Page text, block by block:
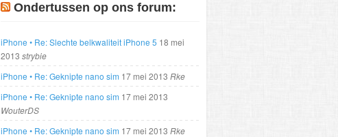
Ondertussen op ons forum:
iPhone • Re: Slechte belkwaliteit iPhone 5 18 mei
2013 strybie
iPhone • Re: Geknipte nano sim 17 mei 2013 Rke
iPhone • Re: Geknipte nano sim 17 mei 2013
WouterDS
iPhone • Re: Geknipte nano sim 17 mei 2013 Rke